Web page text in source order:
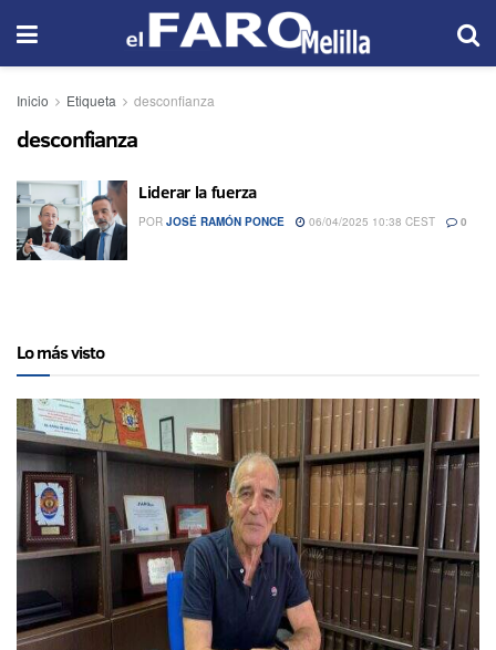
Inicio Etiqueta desconfianza
desconfianza
Liderar la fuerza
POR JOSÉ RAMÓN PONCE 06/04/2025 10:38 CEST 0
Lo más visto